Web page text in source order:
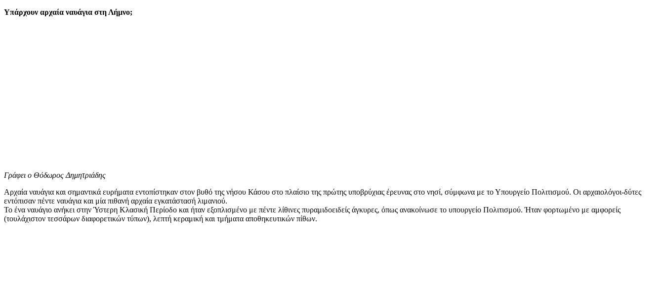
Υπάρχουν αρχαία ναυάγια στη Λήμνο;
Γράφει ο Θόδωρος Δημητριάδης
Αρχαία ναυάγια και σημαντικά ευρήματα εντοπίστηκαν στον βυθό της νήσου Κάσου στο πλαίσιο της πρώτης υποβρύχιας έρευνας στο νησί, σύμφωνα με το Υπουργείο Πολιτισμού. Οι αρχαιολόγοι-δύτες
εντόπισαν πέντε ναυάγια και μία πιθανή αρχαία εγκατάστασή λιμανιού.
Το ένα ναυάγιο ανήκει στην Ύστερη Κλασική Περίοδο και ήταν εξοπλισμένο με πέντε λίθινες πυραμιδοειδείς άγκυρες, όπως ανακοίνωσε το υπουργείο Πολιτισμού. Ήταν φορτωμένο με αμφορείς
(τουλάχιστον τεσσάρων διαφορετικών τύπων), λεπτή κεραμική και τμήματα αποθηκευτικών πίθων.